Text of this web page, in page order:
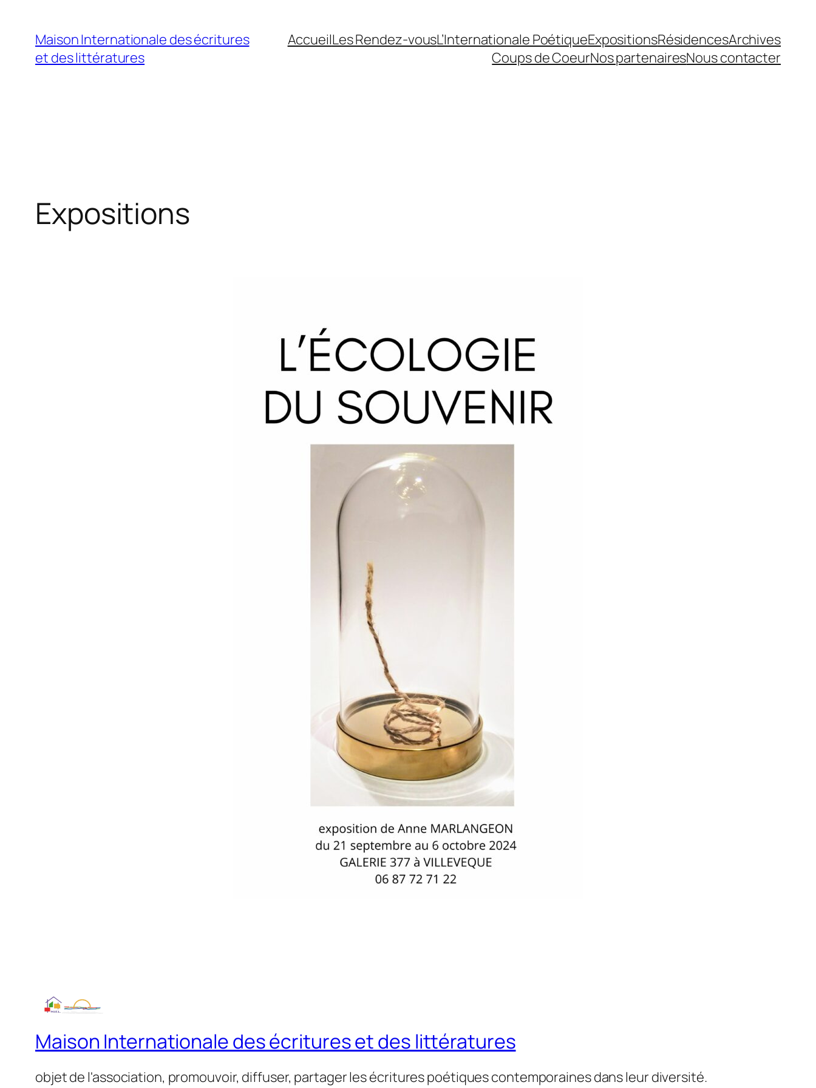
contenu
Maison Internationale des écritures
et des littératures
AccueilLes Rendez-vousL’Internationale PoétiqueExpositionsRésidencesArchives
Coups de CoeurNos partenairesNous contacter
Expositions
Maison Internationale des écritures et des littératures
objet de l'association, promouvoir, diffuser, partager les écritures poétiques contemporaines dans leur diversité.